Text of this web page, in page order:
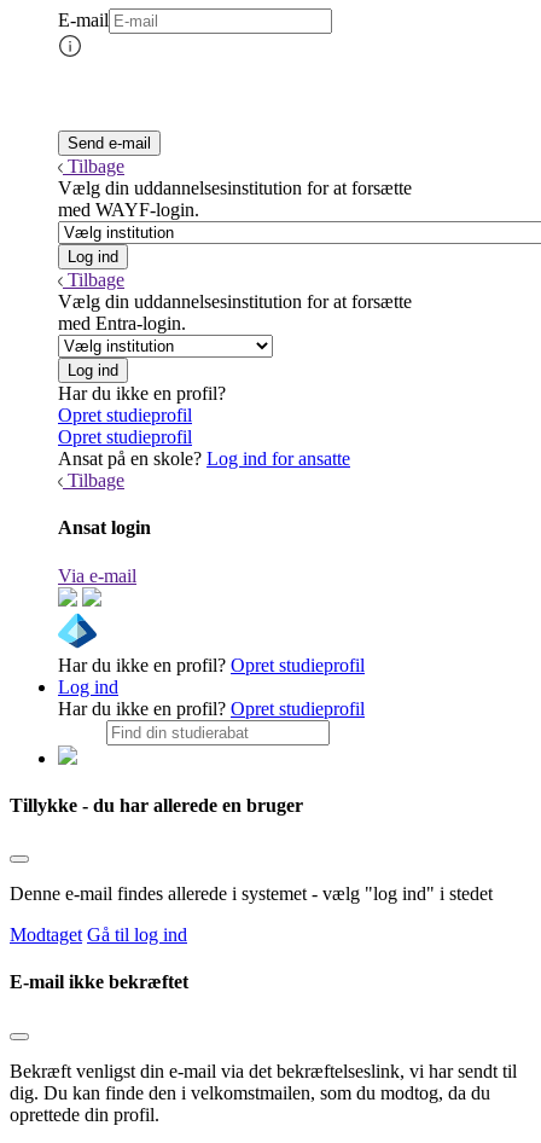
E-mail
Tilbage
Vælg din uddannelsesinstitution for at forsætte
med WAYF-login.
Tilbage
Vælg din uddannelsesinstitution for at forsætte
med Entra-login.
Har du ikke en profil?
Opret studieprofil
Opret studieprofil
Ansat på en skole? Log ind for ansatte
Tilbage
Ansat login
Via e-mail
Har du ikke en profil? Opret studieprofil
Log ind
Har du ikke en profil? Opret studieprofil
Tillykke - du har allerede en bruger
Denne e-mail findes allerede i systemet - vælg "log ind" i stedet
Modtaget Gå til log ind
E-mail ikke bekræftet
Bekræft venligst din e-mail via det bekræftelseslink, vi har sendt til
dig. Du kan finde den i velkomstmailen, som du modtog, da du
oprettede din profil.